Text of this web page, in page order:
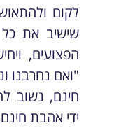
לקום
שישיב את
הפצועים,
"ואם נחרבנו
חינם, נשוב
ידי אהבת